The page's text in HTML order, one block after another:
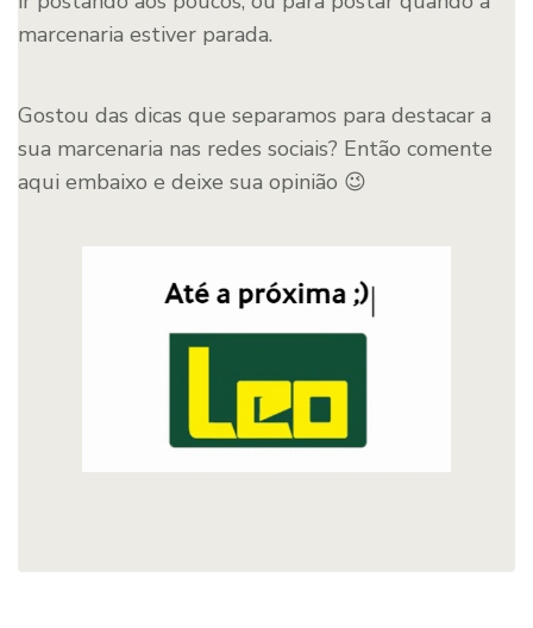
marcenaria estiver parada.
Gostou das dicas que separamos para destacar a
sua marcenaria nas redes sociais? Então comente
aqui embaixo e deixe sua opinião 😉